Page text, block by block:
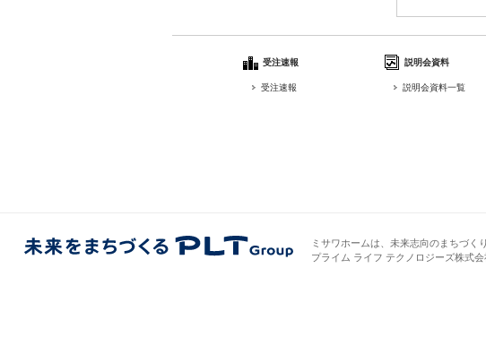
受注速報
受注速報
説明会資料
説明会資料一覧
ミサワホームは、未来志向のまちづく
プライム ライフ テクノロジーズ株式会